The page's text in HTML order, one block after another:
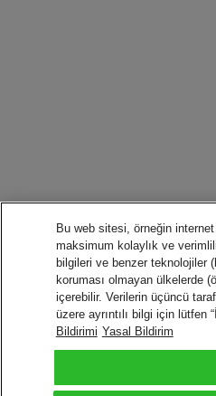
Bu web sitesi, örneğin
maksimum kolaylık ve
bilgileri ve benzer teknolojiler
koruması olmayan ülkelerde
içerebilir. Verilerin üçüncü
üzere ayrıntılı bilgi için lütfen
Bildirimi Yasal Bildirim